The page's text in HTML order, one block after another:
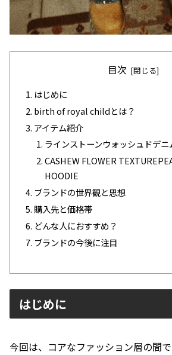
目次
はじめに
birth of royal childとは？
アイテム紹介
ラインストーンウォッシュドデ
CASHEW FLOWER
HOODIE
ブランドの世界観と思想
購入先と価格帯
どんな人におすすめ？
ブランドの今後に注目
はじめに
今回は、コアなファッション層の間